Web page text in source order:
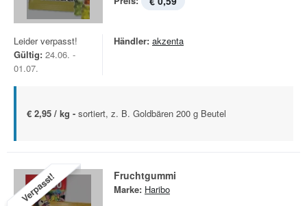
Leider verpasst!
Gültig: 24.06. -
01.07.
Händler: akzenta
€ 2,95 / kg - sortiert, z. B. Goldbären 200 g Beutel
Verpasst! Fruchtgummi
Marke: Haribo